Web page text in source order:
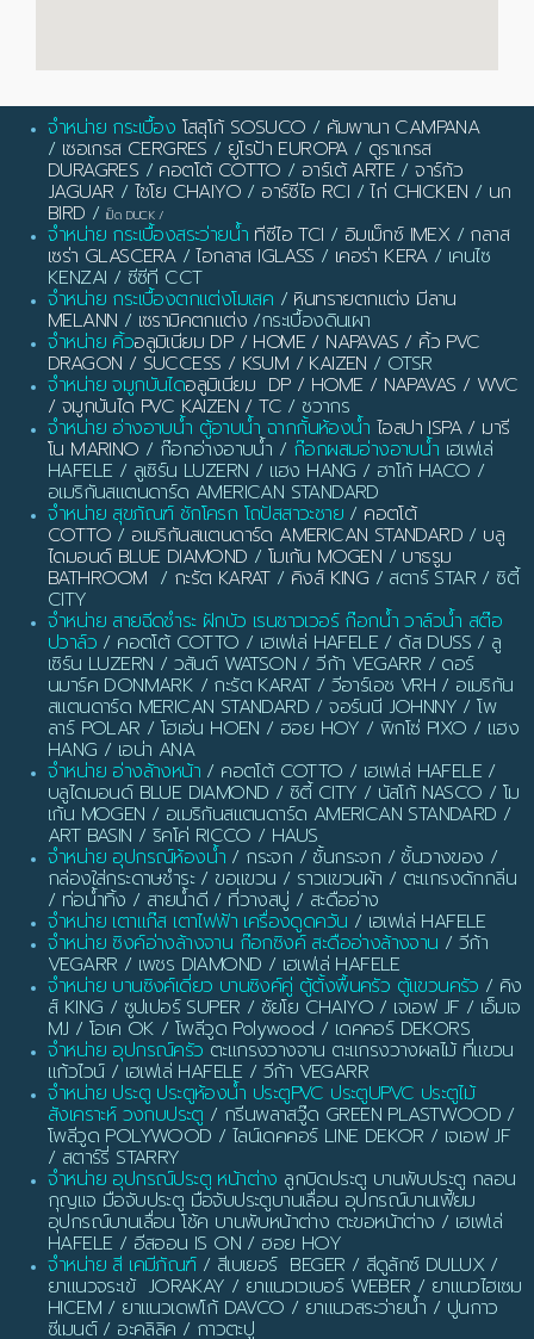
จำหน่าย กระเบื้อง โสสุโก้ SOSUCO / คัมพานา CAMPANA
/ เซอเกรส CERGRES / ยูโรป้า EUROPA/ ดูราเกรส
DURAGRES / คอตโต้ COTTO / อาร์เต้ ARTE /จาร์กัว
JAGUAR / ไชโย CHAIYO / อาร์ซีไอ RCI /ไก่ CHICKEN / นก
BIRD / เป็ด DUCK /
จำหน่าย กระเบื้องสระว่ายน้ำ ทีซีไอ TCI / อิมเม็กซ์ IMEX/ กลาส
เซร่า GLASCERA/ไอกลาส IGLASS / เคอร่า KERA/ เคนไซ
KENZAI / ซีซีที CCT
จำหน่าย กระเบื้องตกแต่งโมเสค / หินทรายตกแต่ง มีลาน
MELANN / เซรามิคตกแต่ง /กระเบื้องดินเผา
จำหน่าย คิ้วอลูมิเนียม DP / HOME / NAPAVAS / คิ้ว PVC
DRAGON / SUCCESS / KSUM / KAIZEN / OTSR
จำหน่าย จมูกบันไดอลูมิเนียม DP / HOME / NAPAVAS / WVC
/ จมูกบันได PVC KAIZEN / TC / ชวากร
จำหน่าย อ่างอาบน้ำ ตู้อาบน้ำ ฉากกั้นห้องน้ำ ไอสปา ISPA / มารี
โน MARINO / ก๊อกอ่างอาบน้ำ / ก๊อกผสมอ่างอาบน้ำ เฮเฟเล่
HAFELE / ลูเซิร์น LUZERN / แฮง HANG / ฮาโก้ HACO /
อเมริกันสแตนดาร์ด AMERICAN STANDARD
จำหน่าย สุขภัณฑ์ ชักโครก โถปัสสาวะชาย / คอตโต้
COTTO / อเมริกันสแตนดาร์ด AMERICAN STANDARD / บลู
ไดมอนด์ BLUE DIAMOND / โมเก้น MOGEN / บาธรูม
BATHROOM / กะรัต KARAT/ คิงส์ KING / สตาร์ STAR / ซิตี้
CITY
จำหน่าย สายฉีดชำระ ฝักบัว เรนชาวเวอร์ ก๊อกน้ำ วาล์วน้ำ สต๊อ
ปวาล์ว / คอตโต้ COTTO / เฮเฟเล่ HAFELE / ดัส DUSS / ลู
เซิร์น LUZERN / วสันต์ WATSON / วีก้า VEGARR / ดอร์
นมาร์ค DONMARK / กะรัต KARAT / วีอาร์เอช VRH / อเมริกัน
สแตนดาร์ด MERICAN STANDARD / จอร์นนี JOHNNY / โพ
ลาร์ POLAR / โฮเอ่น HOEN / ฮอย HOY / พิกโซ่ PIXO / แฮง
HANG / เอน่า ANA
จำหน่าย อ่างล้างหน้า / คอตโต้ COTTO / เฮเฟเล่ HAFELE /
บลูไดมอนด์ BLUE DIAMOND / ซิตี้ CITY / นัสโก้ NASCO / โม
เก้น MOGEN / อเมริกันสแตนดาร์ด AMERICAN STANDARD /
ART BASIN / ริคโค่ RICCO / HAUS
จำหน่าย อุปกรณ์ห้องน้ำ / กระจก / ชั้นกระจก / ชั้นวางของ /
กล่องใส่กระดาษชำระ / ขอแขวน / ราวแขวนผ้า / ตะแกรงดักกลิ่น
/ ท่อน้ำทิ้ง / สายน้ำดี / ที่วางสบู่ / สะดืออ่าง
จำหน่าย เตาแก๊ส เตาไฟฟ้า เครื่องดูดควัน / เฮเฟเล่ HAFELE
จำหน่าย ซิงค์อ่างล้างจาน ก๊อกซิงค์ สะดืออ่างล้างจาน / วีก้า
VEGARR / เพชร DIAMOND / เฮเฟเล่ HAFELE
จำหน่าย บานซิงค์เดี่ยว บานซิงค์คู่ ตู้ตั้งพื้นครัว ตู้แขวนครัว / คิง
ส์ KING / ซูปเปอร์ SUPER / ชัยโย CHAIYO / เจเอฟ JF / เอ็มเจ
MJ / โอเค OK / โพลีวูด Polywood / เดคคอร์ DEKORS
จำหน่าย อุปกรณ์ครัว ตะแกรงวางจาน ตะแกรงวางผลไม้ ที่แขวน
แก้วไวน์ / เฮเฟเล่ HAFELE / วีก้า VEGARR
จำหน่าย ประตู ประตูห้องน้ำ ประตูPVC ประตูUPVC ประตูไม้
สังเคราะห์ วงกบประตู / กรีนพลาสวู๊ด GREEN PLASTWOOD /
โพลีวูด POLYWOOD / ไลน์เดคคอร์ LINE DEKOR / เจเอฟ JF
/ สตาร์รี่ STARRY
จำหน่าย อุปกรณ์ประตู หน้าต่าง ลูกบิดประตู บานพับประตู กลอน
กุญแจ มือจับประตู มือจับประตูบานเลื่อน อุปกรณ์บานเฟี้ยม
อุปกรณ์บานเลื่อน โช้ค บานพับหน้าต่าง ตะขอหน้าต่าง / เฮเฟเล่
HAFELE / อีสออน IS ON / ฮอย HOY
จำหน่าย สี เคมีภัณฑ์/ สีเบเยอร์ BEGER / สีดูลักซ์ DULUX /
ยาแนวจระเข้ JORAKAY / ยาแนวเวเบอร์ WEBER / ยาแนวไฮเซม
HICEM / ยาแนวเดฟโก้ DAVCO / ยาแนวสระว่ายน้ำ / ปูนกาว
ซีเมนต์ / อะคลิลิค / กาวตะปู